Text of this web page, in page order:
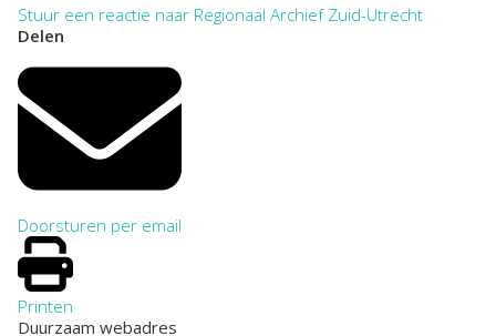
Stuur een reactie naar Regionaal Archief Zuid-Utrecht
Delen
Doorsturen per email
Printen
Duurzaam webadres